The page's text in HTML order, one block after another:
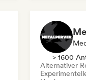
> 1600
Alternativer